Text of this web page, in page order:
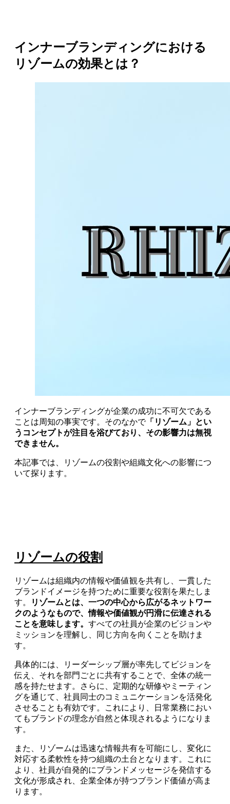
インナーブランディングにおける
リゾームの効果とは？
インナーブランディングが企業の成功に不可欠である
ことは周知の事実です。そのなかで「リゾーム」とい
うコンセプトが注目を浴びており、その影響力は無視
できません。
本記事では、リゾームの役割や組織文化への影響につ
いて探ります。
リゾームの役割
リゾームは組織内の情報や価値観を共有し、一貫した
ブランドイメージを持つために重要な役割を果たしま
す。
リゾームとは、一つの中心から広がるネットワー
クのようなもので、情報や価値観が円滑に伝達される
ことを意味します。 すべての社員が企業のビジョンや
ミッションを理解し、同じ方向を向くことを助けま
す。
具体的には、リーダーシップ層が率先してビジョンを
伝え、それを部門ごとに共有することで、全体の統一
感を持たせます。さらに、定期的な研修やミーティン
グを通じて、社員同士のコミュニケーションを活発化
させることも有効です。これにより、日常業務におい
てもブランドの理念が自然と体現されるようになりま
す。
また、リゾームは迅速な情報共有を可能にし、変化に
対応する柔軟性を持つ組織の土台となります。これに
より、社員が自発的にブランドメッセージを発信する
文化が形成され、企業全体が持つブランド価値が高ま
ります。